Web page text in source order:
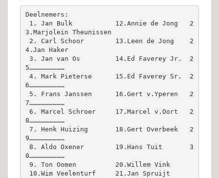
Deelnemers:
3.Marjolein Theunissen
4.Jan Haker
5………………………
6………………………
7………………………
8………………………
9………………………
0………………………
9. Ton Oomen          20.Willem Vink
10.Wim Veelenturf     21.Jan Spruijt